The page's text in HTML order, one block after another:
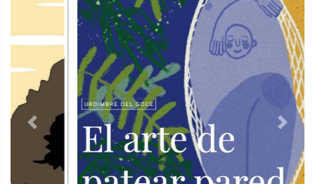
Previous Next